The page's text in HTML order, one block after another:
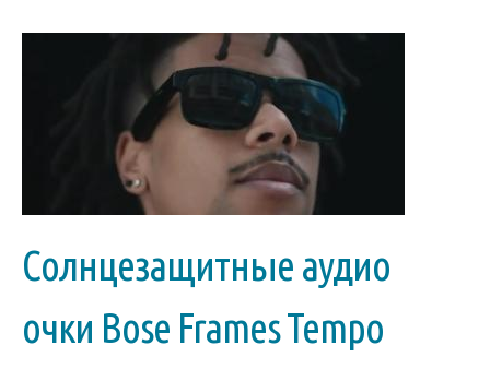
Солнцезащитные аудио
очки Bose Frames Tempo